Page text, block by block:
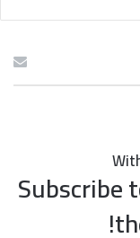
Subscribe